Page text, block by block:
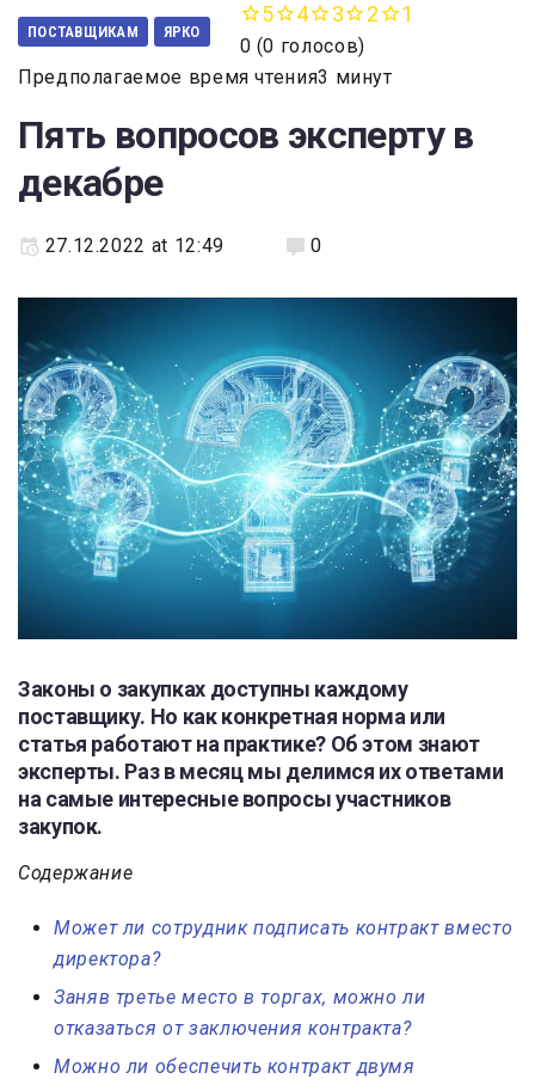
ПОСТАВЩИКАМ ЯРКО
5 4 3 2 1
0 (0 голосов)
Предполагаемое время чтения3 минут
Пять вопросов эксперту в
декабре
27.12.2022 at 12:49 0
Законы о закупках доступны каждому
поставщику. Но как конкретная норма или
статья работают на практике? Об этом знают
эксперты. Раз в месяц мы делимся их ответами
на самые интересные вопросы участников
закупок.
Содержание
Может ли сотрудник подписать контракт вместо
директора?
Заняв третье место в торгах, можно ли
отказаться от заключения контракта?
Можно ли обеспечить контракт двумя